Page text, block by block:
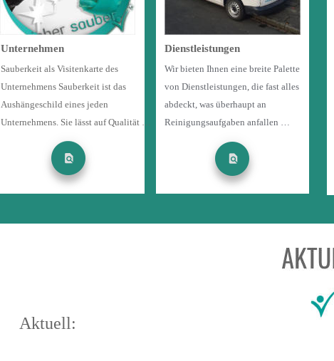
Unternehmen
Sauberkeit als Visitenkarte des
Unternehmens Sauberkeit ist das
Aushängeschild eines jeden
Unternehmens. Sie lässt auf Qualität …
Dienstleistungen
Wir bieten Ihnen eine breite Palette
von Dienstleistungen, die fast alles
abdeckt, was überhaupt an
Reinigungsaufgaben anfallen …
Aktuell: